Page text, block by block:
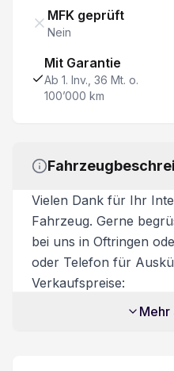
Abgedunkelte Scheiben
Fernbedienung am
Klimaanlage automatisch
Stop + Start System
LED-Nebelscheinwerfer
Reifendruck-
MFK geprüft
Nein
Mit Garantie
Ab 1. Inv., 36 Mt. o.
100’000 km
Vielen Dank für Ihr
Fahrzeug. Gerne
bei uns in Oftringen
oder Telefon für
Verkaufspreise:
Unsere Verkaufspreise
Mehr